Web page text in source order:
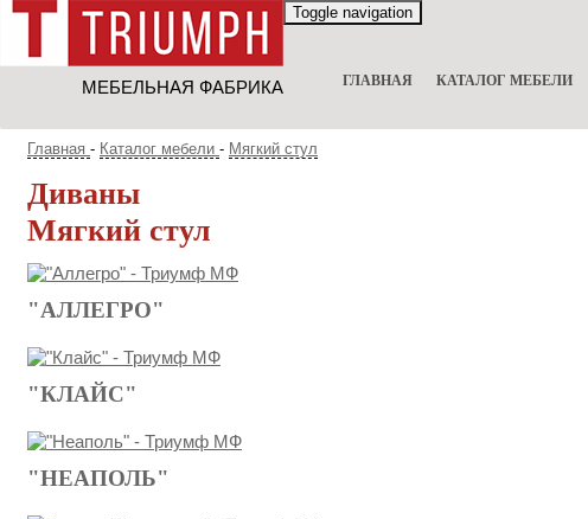
Toggle navigation
ГЛАВНАЯ КАТАЛОГ МЕБЕЛИ
Главная - Каталог мебели - Мягкий стул
Диваны
Мягкий стул
"АЛЛЕГРО"
"КЛАЙС"
"НЕАПОЛЬ"